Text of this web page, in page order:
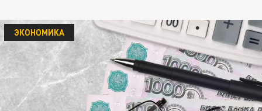
ЭКОНОМИКА